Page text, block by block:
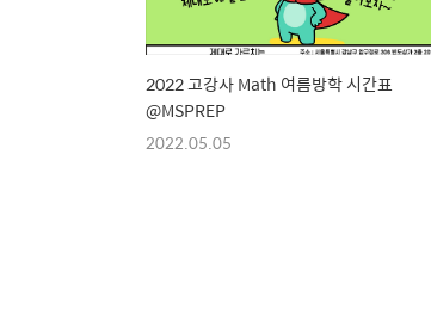
2022 고강사 Math 여름방학 시간표
@MSPREP
2022.05.05